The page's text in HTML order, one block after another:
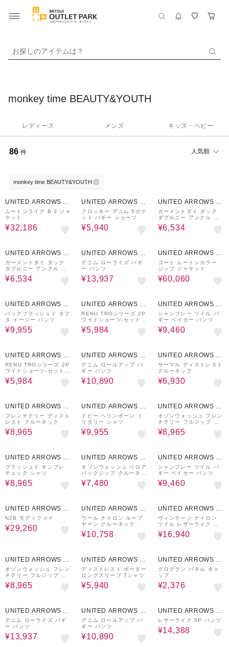
お探しのアイテムは？
monkey time BEAUTY&YOUTH
レディース メンズ キッズ・ベビー
86 件 人気順
monkey time BEAUTY&YOUTH
UNITED ARROWS O
UTLET
ムートンライク B-3 ジャ
ケット
¥32,186
UNITED ARROWS O
UTLET
フロッキー デニム 5ポケ
ット バギー ショーツ
¥5,940
UNITED ARROWS O
UTLET
ガーメントダイ ダック
ダブルニー アンクル パ
ンツ
¥6,534
UNITED ARROWS O
UTLET
ガーメントダイ ダック
ダブルニー アンクル パ
ンツ
¥6,534
UNITED ARROWS O
UTLET
デニム ローライズ バギ
ー パンツ
¥13,937
UNITED ARROWS O
UTLET
ゴート ムートンカラー
ジップ ジャケット
¥60,060
UNITED ARROWS O
UTLET
バックブラッシュド タフ
タ イージー パンツ
¥9,955
UNITED ARROWS O
UTLET
RENU TROシリーズ 2P
ワイドショーツ-セットア
ップ対応-
¥5,984
UNITED ARROWS O
UTLET
シャンブレー ツイル バ
ギー ベイカー パンツ
¥9,460
UNITED ARROWS O
UTLET
RENU TROシリーズ 2P
ワイドショーツ-セットア
ップ対応-
¥5,984
UNITED ARROWS O
UTLET
デニム ロールアップ バ
ギー パンツ
¥10,890
UNITED ARROWS O
UTLET
サーマル ディストレスト
クルーネック
¥6,930
UNITED ARROWS O
UTLET
フレンチテリー ディスト
レスト クルーネック
¥8,965
UNITED ARROWS O
UTLET
ドビー ヘリンボーン ミ
リタリー シャツ
¥9,955
UNITED ARROWS O
UTLET
オゾンウォッシュ フレン
チテリー フルジップ フ
ーディー
¥8,965
UNITED ARROWS O
UTLET
ブラッシュド オンブレ
チェック シャツ
¥8,965
UNITED ARROWS O
UTLET
オゾンウォッシュ ベロア
バックジップ クルーネッ
ク
¥7,480
UNITED ARROWS O
UTLET
シャンブレー ツイル バ
ギー ベイカー パンツ
¥9,460
UNITED ARROWS O
UTLET
N2B モディファイ
¥29,260
UNITED ARROWS O
UTLET
ウール ナイロン ループ
ヤーン クルーネック
¥10,758
UNITED ARROWS O
UTLET
ヴィンテージ ナイロン
ツイル レザーライク カ
ラー ジャケット
¥16,940
UNITED ARROWS O
UTLET
オゾンウォッシュ フレン
チテリー フルジップ フ
ーディー
¥8,965
UNITED ARROWS O
UTLET
ディストレスト ボーダー
ロングスリーブ Tシャツ
¥5,940
UNITED ARROWS O
UTLET
グログラン パネル キャ
ップ
¥2,376
UNITED ARROWS O
UTLET
デニム ローライズ バギ
ー パンツ
¥13,937
UNITED ARROWS O
UTLET
デニム ロールアップ バ
ギー パンツ
¥10,890
UNITED ARROWS O
UTLET
レザーライク 5P パンツ
¥14,388